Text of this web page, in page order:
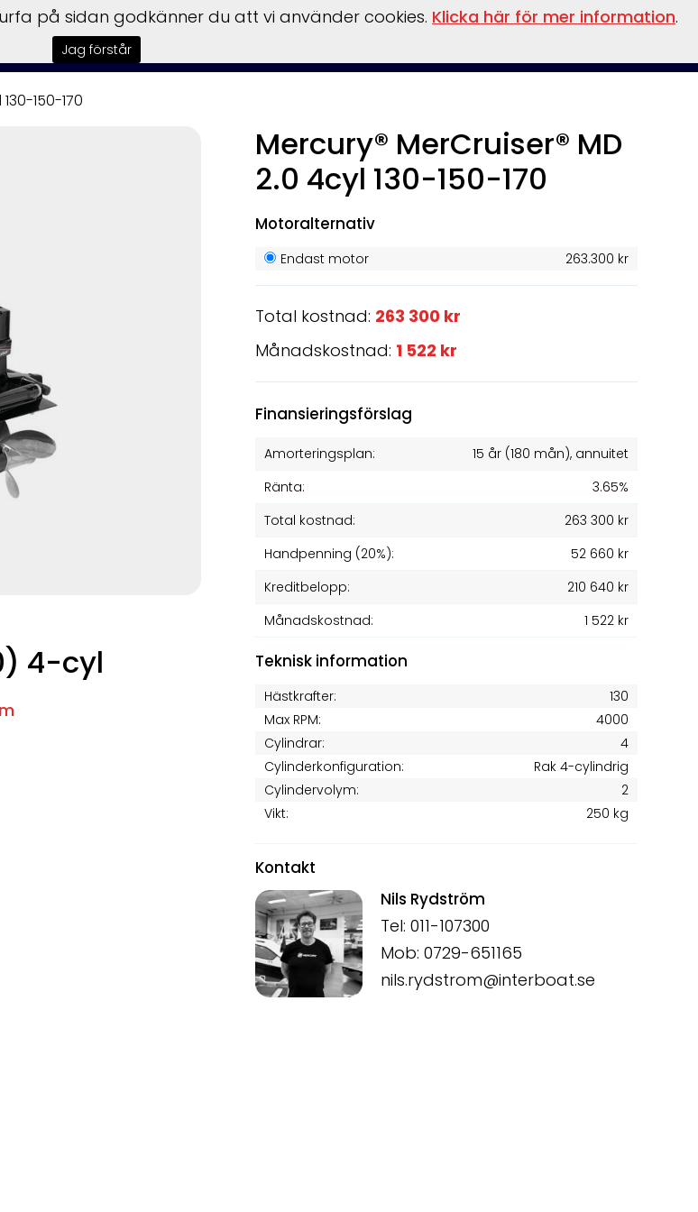
Kampanjer Båtar
150-170
Mercury® MerCruiser® MD
2.0 4cyl 130-150-170
Motoralternativ
Endast motor 263.300 kr
Total kostnad: 263 300 kr
Månadskostnad: 1 522 kr
Finansieringsförslag
Amorteringsplan: 15 år(180 mån), annuitet
Ränta:
3.65%
Total kostnad:
263 300 kr
Handpenning (20%):
52 660 kr
Kreditbelopp:
210 640 kr
Månadskostnad:
1 522 kr
Teknisk information
Hästkrafter:
130
Max RPM:
4000
Cylindrar:
4
Cylinderkonfiguration:
Rak 4-cylindrig
Cylindervolym:
2
Vikt:
250 kg
Kontakt
Nils Rydström
Tel: 011-107300
Mob: 0729-651165
nils.rydstrom@interboat.se
4-cyl
på sidan godkänner du att vi använder cookies. Klicka här för mer information.
Jag förstår